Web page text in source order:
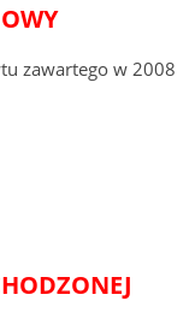
zawartego w 2008